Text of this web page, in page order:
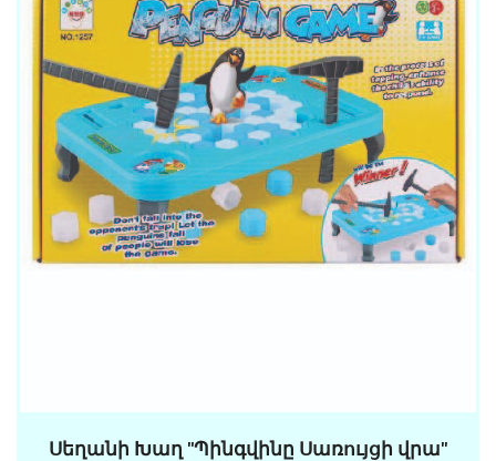
Սեղանի Խաղ "Պինգվինը Սառույցի վրա"